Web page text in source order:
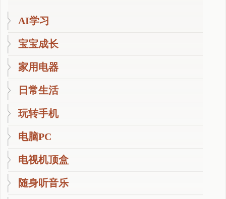
AI学习
宝宝成长
家用电器
日常生活
玩转手机
电脑PC
电视机顶盒
随身听音乐